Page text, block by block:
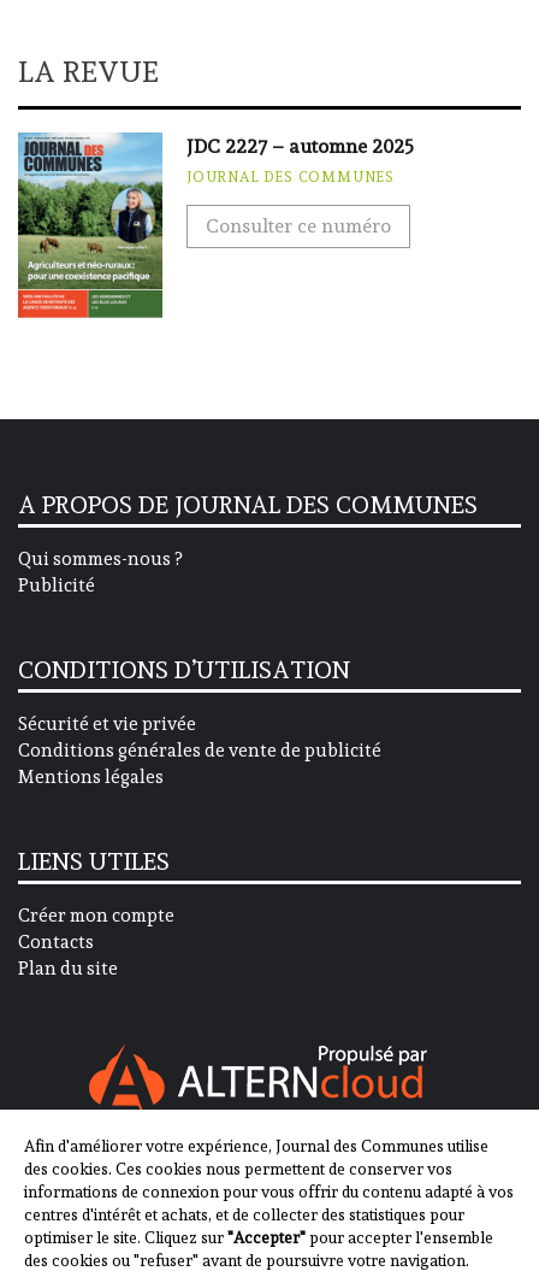
LA REVUE
JDC 2227 – automne 2025
JOURNAL DES COMMUNES
Consulter ce numéro
A PROPOS DE JOURNAL DES COMMUNES
Qui sommes-nous ?
Publicité
CONDITIONS D’UTILISATION
Sécurité et vie privée
Conditions générales de vente de publicité
Mentions légales
LIENS UTILES
Créer mon compte
Contacts
Plan du site
SUIVEZ-NOUS SUR
Afin d'améliorer votre expérience, Journal des Communes utilise
des cookies. Ces cookies nous permettent de conserver vos
informations de connexion pour vous offrir du contenu adapté à vos
centres d'intérêt et achats, et de collecter des statistiques pour
optimiser le site. Cliquez sur"Accepter"pour accepter l'ensemble
des cookies ou "refuser" avant de poursuivre votre navigation.